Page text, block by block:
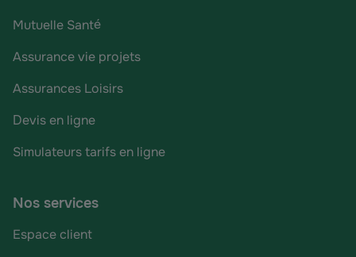
Mutuelle Santé
Assurance vie projets
Assurances Loisirs
Devis en ligne
Simulateurs tarifs en ligne
Nos services
Espace client